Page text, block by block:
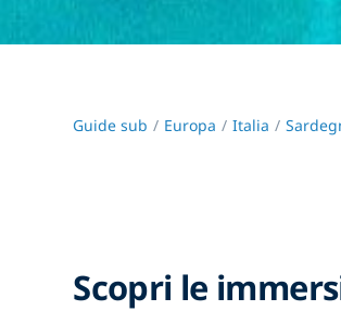
Guide sub Europa Italia
Scopri le